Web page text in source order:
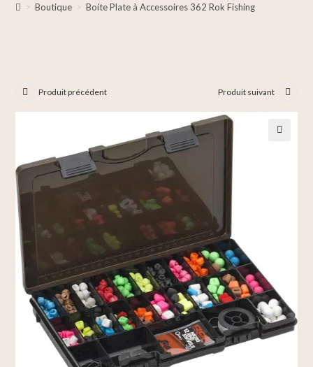
> Boutique > Boite Plate à Accessoires 362 Rok Fishing
Produit précédent Produit suivant